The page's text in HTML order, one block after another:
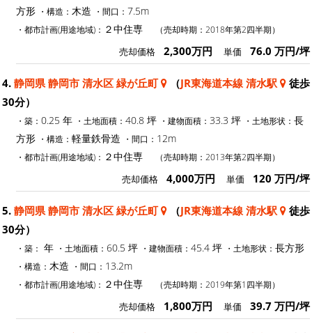
方形 ・構造： 木造 ・間口： 7.5m
・都市計画(用途地域)： ２中住専 （売却時期：2018年第2四半期）
売却価格 2,300万円 単価 76.0 万円/坪
4. 静岡県 静岡市 清水区 緑が丘町 （JR東海道本線 清水駅
徒歩
30分）
・築： 0.25 年 ・土地面積： 40.8 坪 ・建物面積： 33.3 坪 ・土地形状： 長
方形 ・構造： 軽量鉄骨造 ・間口： 12m
・都市計画(用途地域)： ２中住専 （売却時期：2013年第2四半期）
売却価格 4,000万円 単価 120 万円/坪
5. 静岡県 静岡市 清水区 緑が丘町 （JR東海道本線 清水駅
徒歩
30分）
・築： 年 ・土地面積： 60.5 坪 ・建物面積： 45.4 坪 ・土地形状： 長方形
・構造： 木造 ・間口： 13.2m
・都市計画(用途地域)： ２中住専 （売却時期：2019年第1四半期）
売却価格 1,800万円 単価 39.7 万円/坪